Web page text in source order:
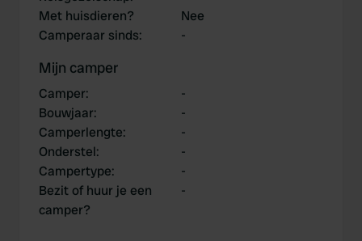
Met huisdieren?
Nee
Camperaar sinds: -
Mijn camper
Camper:
-
Bouwjaar:
-
Camperlengte:
-
Onderstel:
-
Campertype:
-
Bezit of huur je een
camper?
-